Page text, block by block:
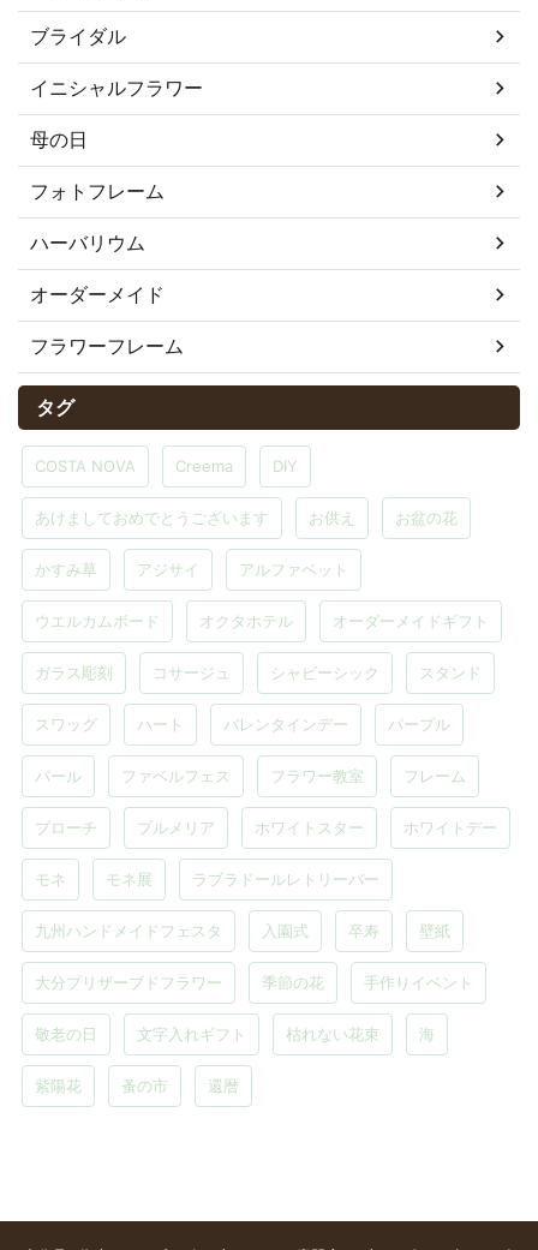
ブライダル
イニシャルフラワー
母の日
フォトフレーム
ハーバリウム
オーダーメイド
フラワーフレーム
タグ
COSTA NOVA Creema DIY
あけましておめでとうございます お供え お盆の花
かすみ草 アジサイ アルファベット
ウエルカムボード オクタホテル オーダーメイドギフト
ガラス彫刻 コサージュ シャビーシック スタンド
スワッグ ハート バレンタインデー パープル
パール ファベルフェス フラワー教室 フレーム
ブローチ プルメリア ホワイトスター ホワイトデー
モネ モネ展 ラブラドールレトリーバー
九州ハンドメイドフェスタ 入園式 卒寿 壁紙
大分プリザーブドフラワー 季節の花 手作りイベント
敬老の日 文字入れギフト 枯れない花束 海
紫陽花 蚤の市 還暦